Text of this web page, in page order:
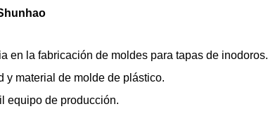
en la fabricación de moldes para tapas de inodoros.
y material de molde de plástico.
equipo de producción.